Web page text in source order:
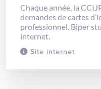
Site internet
Chaque année, la
demandes de cartes
professionnel. Biper
internet.